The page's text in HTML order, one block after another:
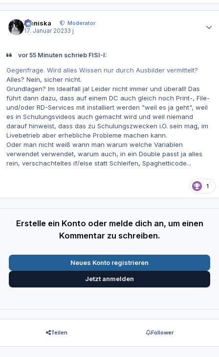
Maniska
Moderator
17. Januar 20233 j
vor 55 Minuten schrieb FISI-I:
Gegenfrage. Wird alles Wissen nur durch Ausbilder vermittelt?
Alles? Nein, sicher nicht.
Grundlagen? Im Idealfall ja! Leider nicht immer und überall! Das
führt dann dazu, dass auf einem DC auch gleich noch Print-, File-
und/oder RD-Services mit installiert werden "weil es ja geht", weil
es in Schulungsvideos auch gemacht wird und weil niemand
darauf hinweist, dass das zu Schulungszwecken i.O. sein mag, im
Livebetrieb aber erhebliche Probleme machen kann.
Oder man nicht weiß wann man warum welche Variablen
verwendet verwendet, warum auch, in ein Double passt ja alles
rein, verschachteltes if/else statt Schleifen, Spaghetticode...
1
Erstelle ein Konto oder melde dich an, um einen
Kommentar zu schreiben.
Neues Konto registrieren
Jetzt anmelden
Teilen Follower